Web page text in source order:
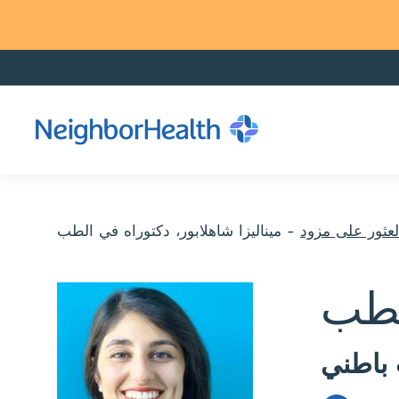
على مزود - ميناليزا شاهلابور، دكتوراه في الطب